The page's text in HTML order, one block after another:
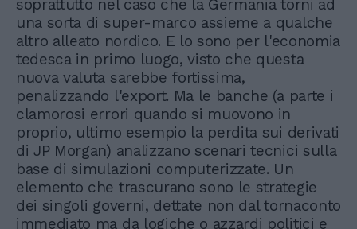
soprattutto nel caso che la Germania torni ad
una sorta di super-marco assieme a qualche
altro alleato nordico. E lo sono per l'economia
tedesca in primo luogo, visto che questa
nuova valuta sarebbe fortissima,
penalizzando l'export. Ma le banche (a parte i
clamorosi errori quando si muovono in
proprio, ultimo esempio la perdita sui derivati
di JP Morgan) analizzano scenari tecnici sulla
base di simulazioni computerizzate. Un
elemento che trascurano sono le strategie
dei singoli governi, dettate non dal tornaconto
immediato ma da logiche o azzardi politici e